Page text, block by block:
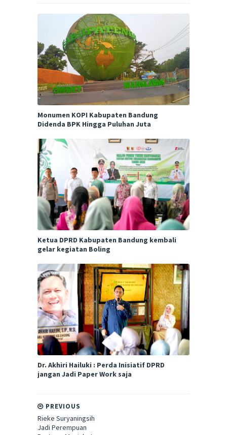
Monumen KOPI Kabupaten Bandung
Didenda BPK Hingga Puluhan Juta
Ketua DPRD Kabupaten Bandung kembali
gelar kegiatan Boling
Dr. Akhiri Hailuki : Perda Inisiatif DPRD
jangan Jadi Paper Work saja
PREVIOUS
Rieke Suryaningsih
Jadi Perempuan